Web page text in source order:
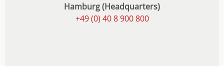
Hamburg (Headquarters)
+49 (0) 40 8 900 800